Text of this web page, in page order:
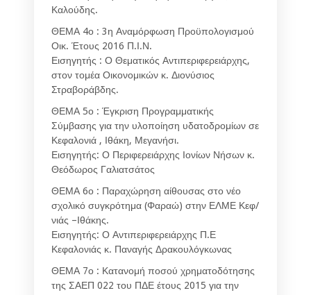
Καλούδης.
ΘΕΜΑ 4ο : 3η Αναμόρφωση Προϋπολογισμού
Οικ. Έτους 2016 Π.Ι.Ν.
Εισηγητής : Ο Θεματικός Αντιπεριφερειάρχης,
στον τομέα Οικονομικών κ. Διονύσιος
Στραβοράβδης.
ΘΕΜΑ 5ο : Έγκριση Προγραμματικής
Σύμβασης για την υλοποίηση υδατοδρομίων σε
Κεφαλονιά , Ιθάκη, Μεγανήσι.
Εισηγητής: Ο Περιφερειάρχης Ιονίων Νήσων κ.
Θεόδωρος Γαλιατσάτος
ΘΕΜΑ 6ο : Παραχώρηση αίθουσας στο νέο
σχολικό συγκρότημα (Φαραώ) στην ΕΛΜΕ Κεφ/
νιάς –Ιθάκης.
Εισηγητής: Ο Αντιπεριφερειάρχης Π.Ε
Κεφαλονιάς κ. Παναγής Δρακουλόγκωνας
ΘΕΜΑ 7ο : Κατανομή ποσού χρηματοδότησης
της ΣΑΕΠ 022 του ΠΔΕ έτους 2015 για την